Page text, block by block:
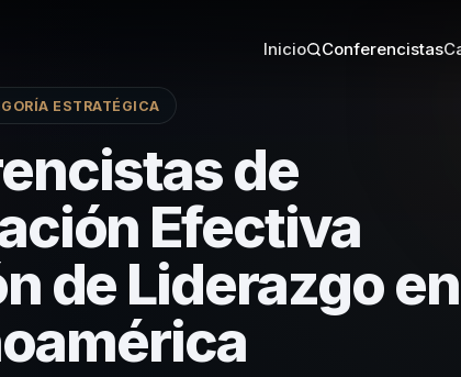
Inicio Conferencistas
ESTRATÉGICA
de
Efectiva
de Liderazgo en